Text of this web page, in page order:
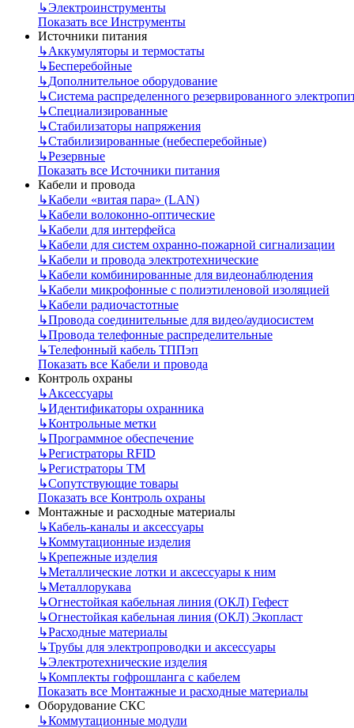
↳Электроинструменты
Показать все Инструменты
Источники питания
↳Аккумуляторы и термостаты
↳Бесперебойные
↳Дополнительное оборудование
↳Система распределенного резервированного
↳Специализированные
↳Стабилизаторы напряжения
↳Стабилизированные (небесперебойные)
↳Резервные
Показать все Источники питания
Кабели и провода
↳Кабели «витая пара» (LAN)
↳Кабели волоконно-оптические
↳Кабели для интерфейса
↳Кабели для систем охранно-пожарной сигнализации
↳Кабели и провода электротехнические
↳Кабели комбинированные для видеонаблюдения
↳Кабели микрофонные с полиэтиленовой изоляцией
↳Кабели радиочастотные
↳Провода соединительные для видео/аудиосистем
↳Провода телефонные распределительные
↳Телефонный кабель ТППэп
Показать все Кабели и провода
Контроль охраны
↳Аксессуары
↳Идентификаторы охранника
↳Контрольные метки
↳Программное обеспечение
↳Регистраторы RFID
↳Регистраторы ТМ
↳Сопутствующие товары
Показать все Контроль охраны
Монтажные и расходные материалы
↳Кабель-каналы и аксессуары
↳Коммутационные изделия
↳Крепежные изделия
↳Металлические лотки и аксессуары к ним
↳Металлорукава
↳Огнестойкая кабельная линия (ОКЛ) Гефест
↳Огнестойкая кабельная линия (ОКЛ) Экопласт
↳Расходные материалы
↳Трубы для электропроводки и аксессуары
↳Электротехнические изделия
↳Комплекты гофрошланга с кабелем
Показать все Монтажные и расходные материалы
Оборудование СКС
↳Коммутационные модули